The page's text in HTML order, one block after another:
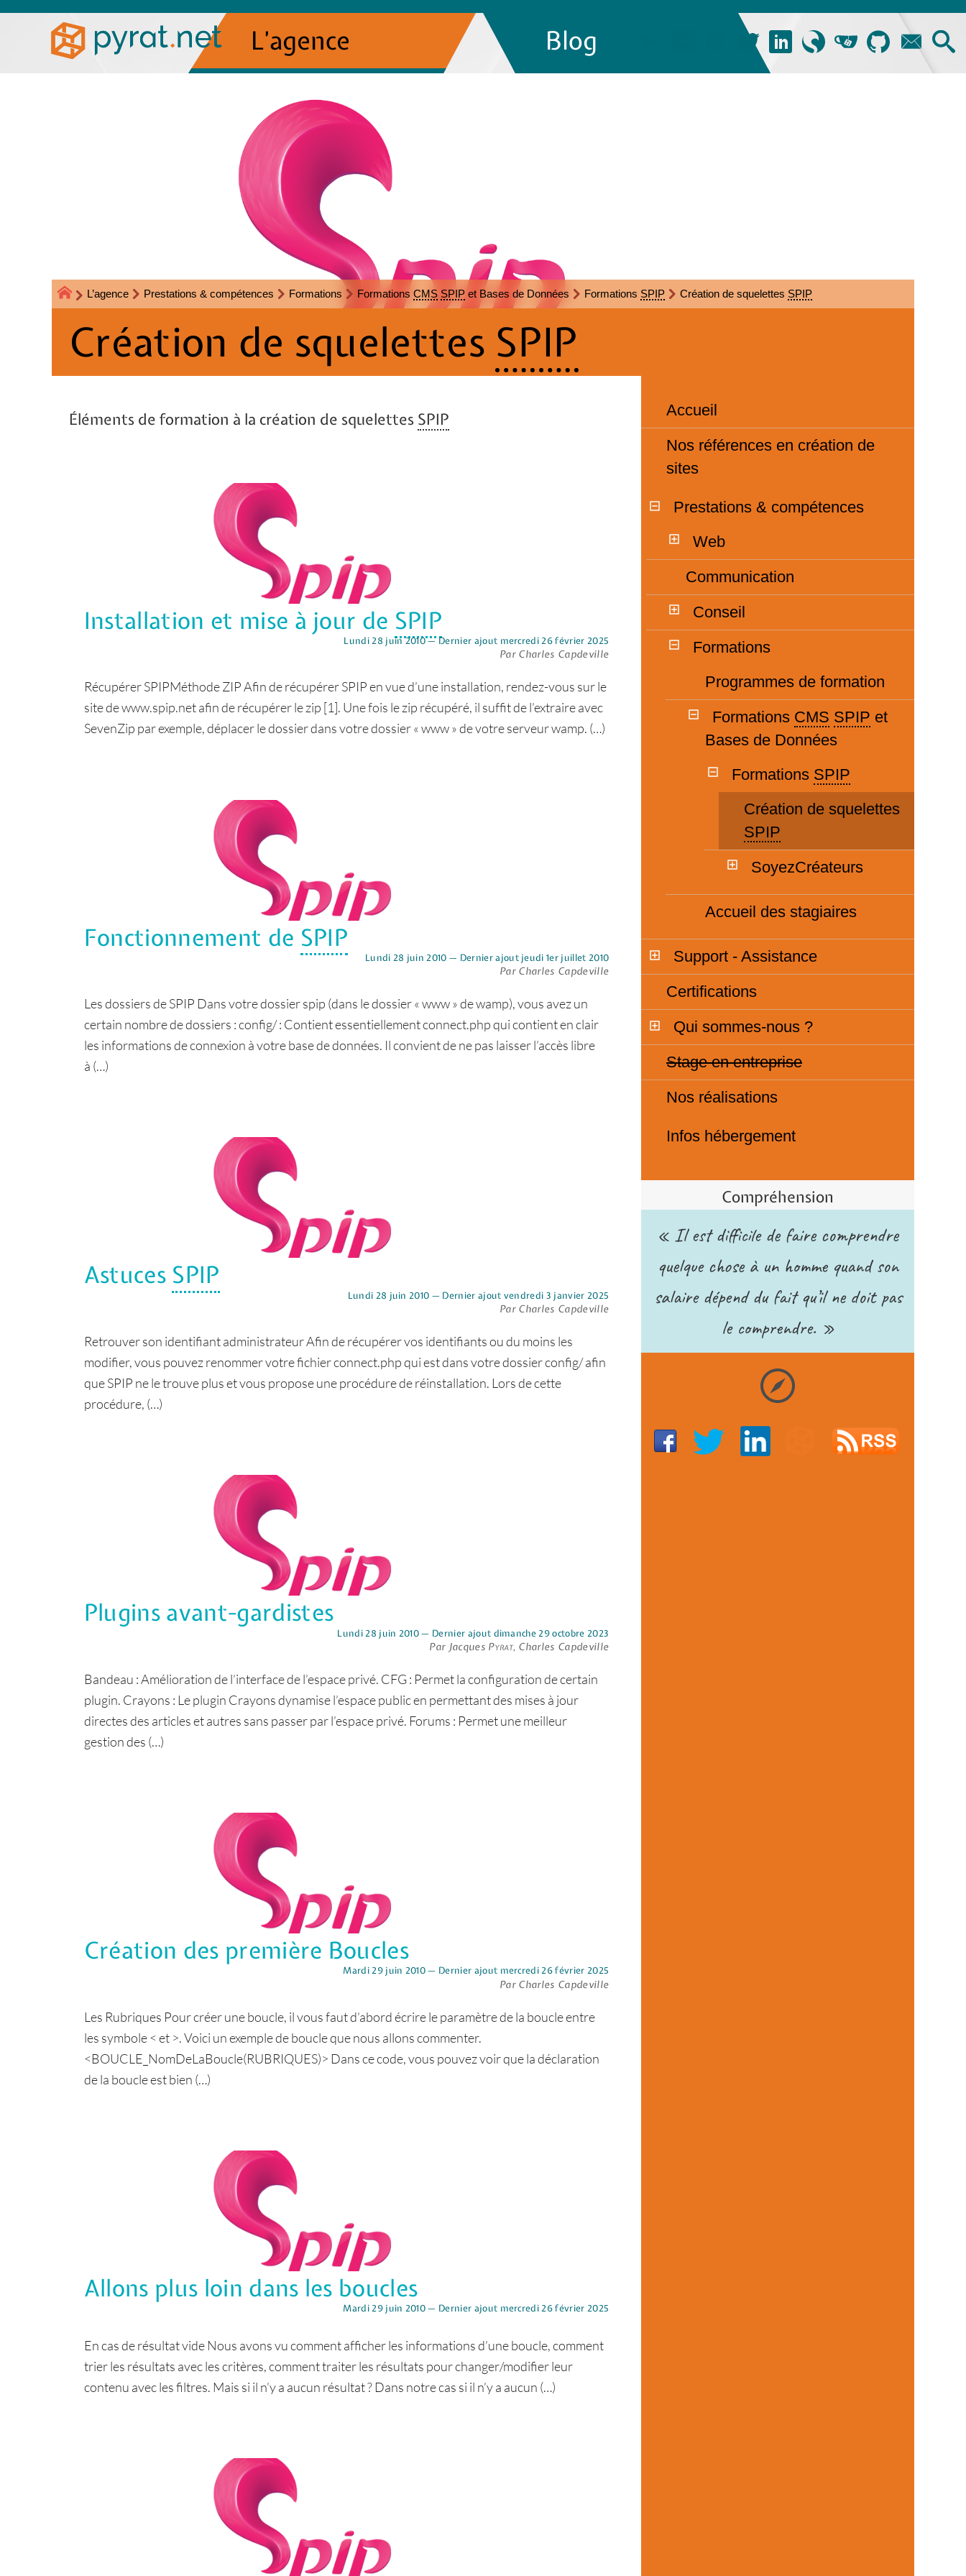
L’agence Blog
L’agence Prestations & compétences Formations Formations CMS SPIP et Bases de Données Formations SPIP Création de squelettes SPIP
Création de squelettes SPIP
Éléments de formation à la création de squelettes SPIP
Installation et mise à jour de SPIP
Lundi 28 juin 2010 — Dernier ajout mercredi 26 février 2025
Par Charles Capdeville
Récupérer SPIPMéthode ZIP Afin de récupérer SPIP en vue d’une installation, rendez-vous sur le
site de www.spip.net afin de récupérer le zip [1]. Une fois le zip récupéré, il suffit de l’extraire avec
SevenZip par exemple, déplacer le dossier dans votre dossier « www » de votre serveur wamp. (…)
Fonctionnement de SPIP
Lundi 28 juin 2010 — Dernier ajout jeudi 1er juillet 2010
Par Charles Capdeville
Les dossiers de SPIP Dans votre dossier spip (dans le dossier « www » de wamp), vous avez un
certain nombre de dossiers : config/ : Contient essentiellement connect.php qui contient en clair
les informations de connexion à votre base de données. Il convient de ne pas laisser l’accès libre
à (…)
Astuces SPIP
Lundi 28 juin 2010 — Dernier ajout vendredi 3 janvier 2025
Par Charles Capdeville
Retrouver son identifiant administrateur Afin de récupérer vos identifiants ou du moins les
modifier, vous pouvez renommer votre fichier connect.php qui est dans votre dossier config/ afin
que SPIP ne le trouve plus et vous propose une procédure de réinstallation. Lors de cette
procédure, (…)
Plugins avant-gardistes
Lundi 28 juin 2010 — Dernier ajout dimanche 29 octobre 2023
Par Jacques Pyrat, Charles Capdeville
Bandeau : Amélioration de l’interface de l’espace privé. CFG : Permet la configuration de certain
plugin. Crayons : Le plugin Crayons dynamise l’espace public en permettant des mises à jour
directes des articles et autres sans passer par l’espace privé. Forums : Permet une meilleur
gestion des (…)
Création des première Boucles
Mardi 29 juin 2010 — Dernier ajout mercredi 26 février 2025
Par Charles Capdeville
Les Rubriques Pour créer une boucle, il vous faut d’abord écrire le paramètre de la boucle entre
les symbole < et >. Voici un exemple de boucle que nous allons commenter.
<BOUCLE_NomDeLaBoucle(RUBRIQUES)> Dans ce code, vous pouvez voir que la déclaration
de la boucle est bien (…)
Allons plus loin dans les boucles
Mardi 29 juin 2010 — Dernier ajout mercredi 26 février 2025
En cas de résultat vide Nous avons vu comment afficher les informations d’une boucle, comment
trier les résultats avec les critères, comment traiter les résultats pour changer/modifier leur
contenu avec les filtres. Mais si il n’y a aucun résultat ? Dans notre cas si il n’y a aucun (…)
Accueil
Nos références en création de
sites
Prestations & compétences
Web
Communication
Conseil
Formations
Programmes de formation
Formations CMS SPIP et
Bases de Données
Formations SPIP
Création de squelettes
SPIP
SoyezCréateurs
Accueil des stagiaires
Support - Assistance
Certifications
Qui sommes-nous ?
Stage en entreprise
Nos réalisations
Infos hébergement
Compréhension
« Il est difficile de faire comprendre
quelque chose à un homme quand son
salaire dépend du fait qu’il ne doit pas
le comprendre. »